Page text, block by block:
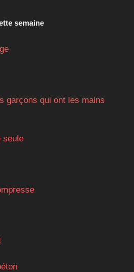
semaine
garçons qui ont les mains
seule